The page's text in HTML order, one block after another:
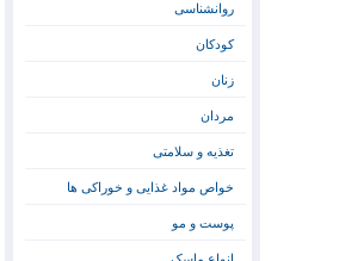
روانشناسی
کودکان
زنان
مردان
تغذیه و سلامتی
خواص مواد غذایی و خوراکی ها
پوست و مو